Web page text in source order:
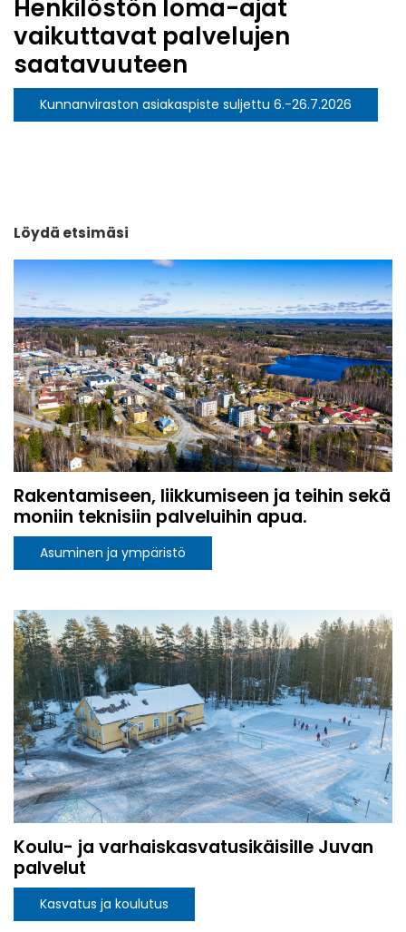
Henkilöstön loma-ajat
vaikuttavat palvelujen
saatavuuteen
Kunnanviraston asiakaspiste suljettu 6.-26.7.2026
Löydä etsimäsi
Rakentamiseen, liikkumiseen ja teihin sekä
moniin teknisiin palveluihin apua.
Asuminen ja ympäristö
Koulu- ja varhaiskasvatusikäisille Juvan
palvelut
Kasvatus ja koulutus